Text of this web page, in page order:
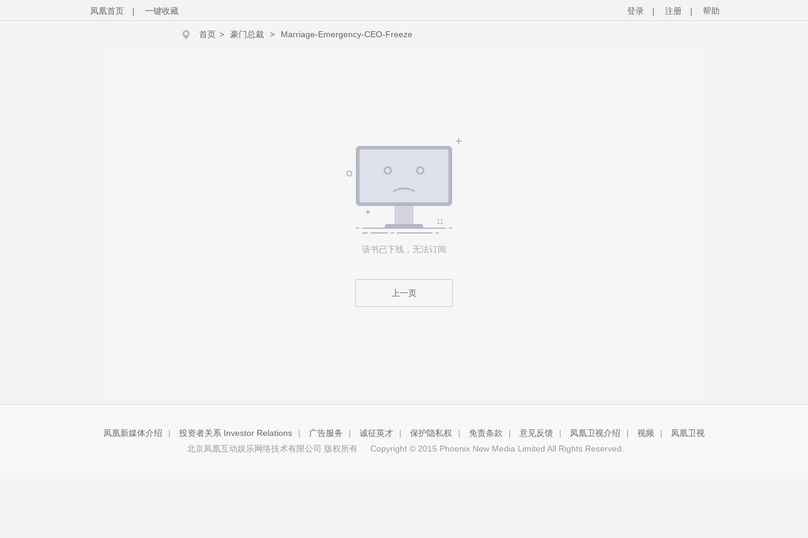
登录 | 注册 | 帮助
凤凰首页 | 一键收藏
首页 > 豪门总裁 > Marriage-Emergency-CEO-Freeze
该书已下线，无法订阅
上一页
凤凰新媒体介绍 | 投资者关系 Investor Relations | 广告服务 | 诚征英才 | 保护隐私权 | 免责条款 | 意见反馈 | 凤凰卫视介绍 | 视频 |
凤凰卫视
北京凤凰互动娱乐网络技术有限公司 版权所有
Copyright © 2015 Phoenix New Media Limited All Rights Reserved.